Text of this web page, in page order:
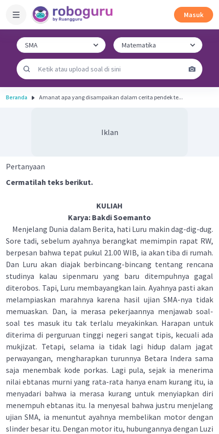
Masuk
Beranda Amanat apa yang disampaikan dalam cerita pendek te...
Iklan
Pertanyaan
Cermatilah teks berikut.
KULIAH
Karya: Bakdi Soemanto
Menjelang Dunia dalam Berita, hati Luru makin dag-dig-dug.
Sore tadi, sebelum ayahnya berangkat memimpin rapat RW,
berpesan bahwa tepat pukul 21.00 WIB, ia akan tiba di rumah.
Dan Luru akan diajak berbincang-bincang tentang rencana
studinya kalau sipenmaru yang baru ditempuhnya gagal
diterobos. Tapi, Luru membayangkan lain. Ayahnya pasti akan
melampiaskan marahnya karena hasil ujian SMA-nya tidak
memuaskan. Dan, ia merasa pekerjaannya menjawab soal-
soal tes masuk itu tak terlalu meyakinkan. Harapan untuk
diterima di perguruan tinggi negeri sangat tipis, kecuali ada
mukjizat. Tetapi, selama ia tidak lagi hidup dalam jagat
perwayangan, mengharapkan turunnya Betara lndera sama
saja menembak kode porkas. Lagi pula, sejak ia menerima
nilai ebtanas murni yang rata-rata hanya enam kurang itu, ia
menyadari bahwa ia merasa kurang untuk menyiapkan diri
menempuh ebtanas itu. Ia menyesal bahwa justru menjelang
ujian SMA, ia menuntut ayahnya membelikan motor dengan
slinder besar itu. Dengan motor itu, hubungannya dengan Luzi